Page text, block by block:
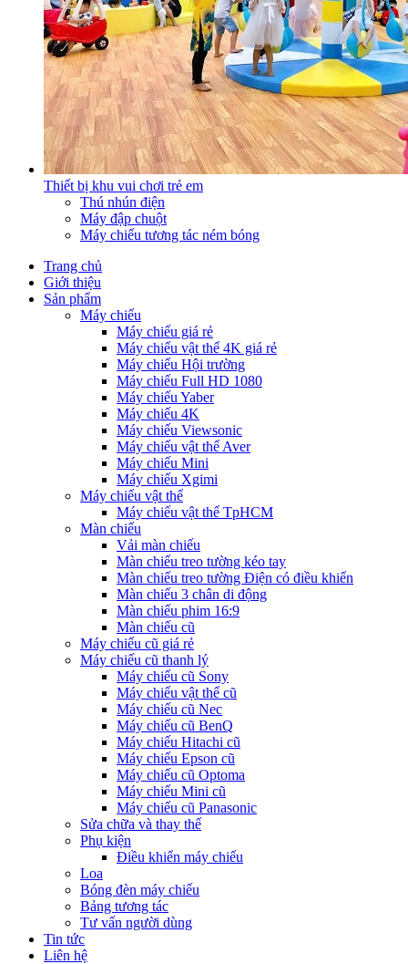
Thiết bị khu vui chơi trẻ em
Thú nhún điện
Máy đập chuột
Máy chiếu tương tác ném bóng
Trang chủ
Giới thiệu
Sản phẩm
Máy chiếu
Máy chiếu giá rẻ
Máy chiếu vật thể 4K giá rẻ
Máy chiếu Hội trường
Máy chiếu Full HD 1080
Máy chiếu Yaber
Máy chiếu 4K
Máy chiếu Viewsonic
Máy chiếu vật thể Aver
Máy chiếu Mini
Máy chiếu Xgimi
Máy chiếu vật thể
Máy chiếu vật thể TpHCM
Màn chiếu
Vải màn chiếu
Màn chiếu treo tường kéo tay
Màn chiếu treo tường Điện có điều khiển
Màn chiếu 3 chân di động
Màn chiếu phim 16:9
Màn chiếu cũ
Máy chiếu cũ giá rẻ
Máy chiếu cũ thanh lý
Máy chiếu cũ Sony
Máy chiếu vật thể cũ
Máy chiếu cũ Nec
Máy chiếu cũ BenQ
Máy chiếu Hitachi cũ
Máy chiếu Epson cũ
Máy chiếu cũ Optoma
Máy chiếu Mini cũ
Máy chiếu cũ Panasonic
Sửa chữa và thay thế
Phụ kiện
Điều khiển máy chiếu
Loa
Bóng đèn máy chiếu
Bảng tương tác
Tư vấn người dùng
Tin tức
Liên hệ